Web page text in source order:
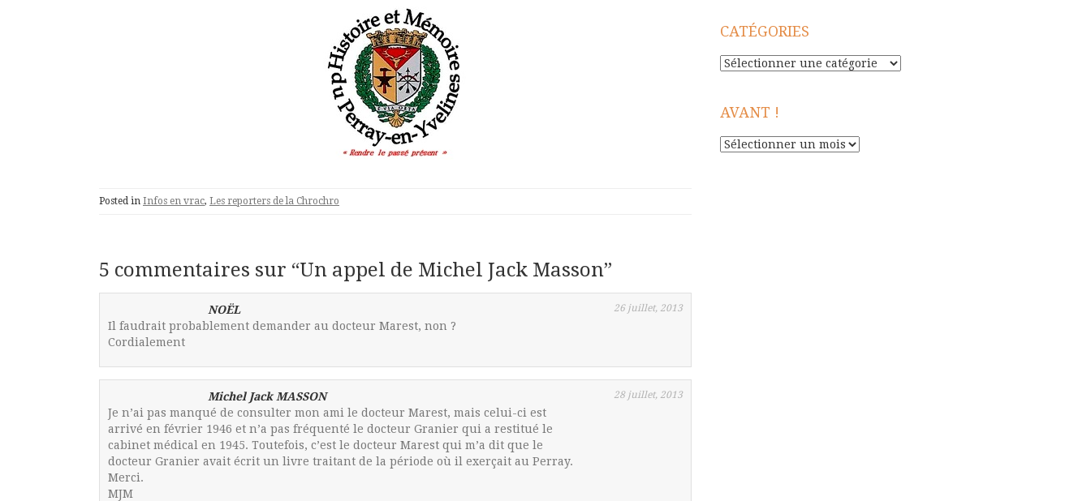
Posted in Infos en vrac, Les reporters de la Chrochro
5 commentaires sur “Un appel de Michel Jack Masson”
NOËL 26 juillet, 2013
Il faudrait probablement demander au docteur Marest, non ?
Cordialement
Michel Jack MASSON 28 juillet, 2013
Je n’ai pas manqué de consulter mon ami le docteur Marest, mais celui-ci est
arrivé en février 1946 et n’a pas fréquenté le docteur Granier qui a restitué le
cabinet médical en 1945. Toutefois, c’est le docteur Marest qui m’a dit que le
docteur Granier avait écrit un livre traitant de la période où il exerçait au Perray.
Merci.
MJM
CATÉGORIES
Catégories
AVANT !
Avant